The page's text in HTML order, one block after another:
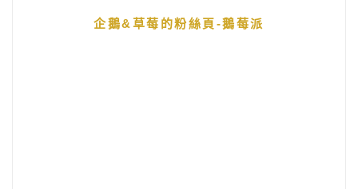
企鵝&草莓的粉絲頁-鵝莓派